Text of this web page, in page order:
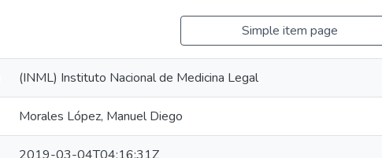
Simple item page
(INML) Instituto Nacional de Medicina Legal
Morales López, Manuel Diego